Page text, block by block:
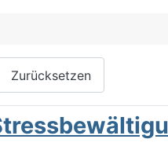
Zurücksetzen